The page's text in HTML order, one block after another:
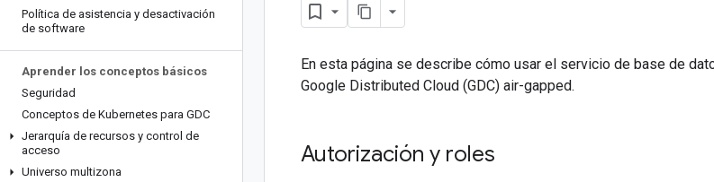
Política de asistencia y desactivación
de software
Aprender los conceptos básicos
Seguridad
Conceptos de Kubernetes para GDC
Jerarquía de recursos y control de
acceso
Universo multizona
En esta página se describe cómo usar el servicio de base de
Google Distributed Cloud (GDC) air-gapped.
Autorización y roles